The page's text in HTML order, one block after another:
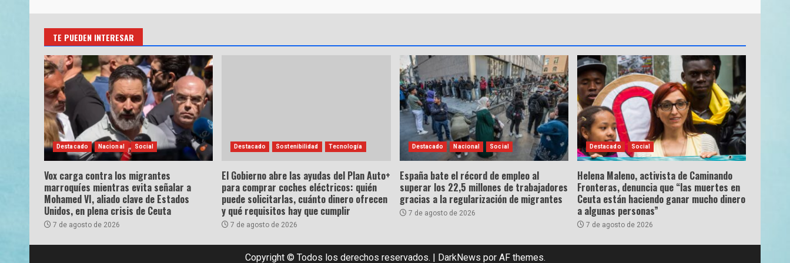
TE PUEDEN INTERESAR
Destacado Nacional Social
Vox carga contra los migrantes
marroquíes mientras evita señalar a
Mohamed VI, aliado clave de Estados
Unidos, en plena crisis de Ceuta
7 de agosto de 2026
Destacado Sostenibilidad Tecnología
El Gobierno abre las ayudas del Plan Auto+
para comprar coches eléctricos: quién
puede solicitarlas, cuánto dinero ofrecen
y qué requisitos hay que cumplir
7 de agosto de 2026
Destacado Nacional Social
España bate el récord de empleo al
superar los 22,5 millones de trabajadores
gracias a la regularización de migrantes
7 de agosto de 2026
Destacado Social
Helena Maleno, activista de Caminando
Fronteras, denuncia que “las muertes en
Ceuta están haciendo ganar mucho dinero
a algunas personas”
7 de agosto de 2026
Copyright © Todos los derechos reservados. | DarkNews por AF themes.